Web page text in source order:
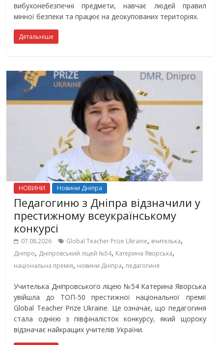
вибухонебезпечні предмети, навчає людей правил
мінної безпеки та працює на деокупованих територіях.
Детальніше
НОВИНИ Новини Дніпра
Педагогиню з Дніпра відзначили у
престижному всеукраїнському
конкурсі
07.08.2026 Global Teacher Prize Ukraine, вчителька,
Дніпро, Дніпровський ліцей №54, Катерина Яворська,
національна премія, новини Дніпра, педагогиня
Учителька Дніпровського ліцею №54 Катерина Яворська
увійшла до ТОП-50 престижної національної премії
Global Teacher Prize Ukraine. Це означає, що педагогиня
стала однією з півфіналісток конкурсу, який щороку
відзначає найкращих учителів України.